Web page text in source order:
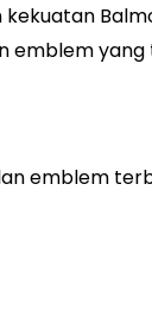
emblem yang
emblem